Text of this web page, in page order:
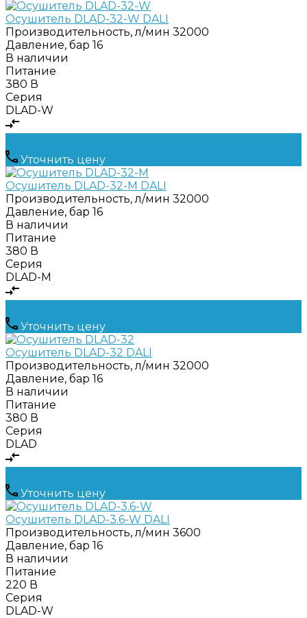
Осушитель DLAD-32-W DALI
Производительность, л/мин 32000
Давление, бар 16
В наличии
Питание
380 В
Серия
DLAD-W
Уточнить цену
Осушитель DLAD-32-M DALI
Производительность, л/мин 32000
Давление, бар 16
В наличии
Питание
380 В
Серия
DLAD-M
Уточнить цену
Осушитель DLAD-32 DALI
Производительность, л/мин 32000
Давление, бар 16
В наличии
Питание
380 В
Серия
DLAD
Уточнить цену
Осушитель DLAD-3.6-W DALI
Производительность, л/мин 3600
Давление, бар 16
В наличии
Питание
220 В
Серия
DLAD-W